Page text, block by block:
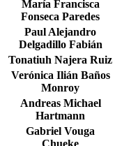
Evodio Kaltenecker
Retto De Queiroz
Federico Trigos
Salazar
Francisco Javier
Valderrey Villar
Pablo Pérez Akaki
Alfonso Valdez
Cervantes
María Francisca
Fonseca Paredes
Paul Alejandro
Delgadillo Fabián
Tonatiuh Najera Ruiz
Verónica Ilián Baños
Monroy
Andreas Michael
Hartmann
Gabriel Vouga
Chueke